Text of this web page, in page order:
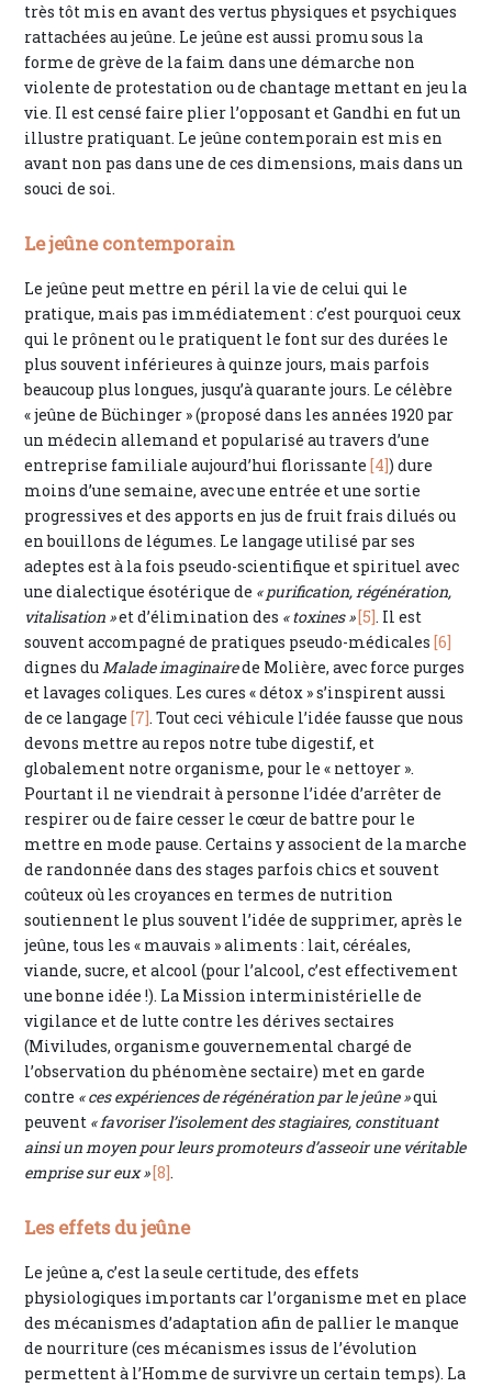
très tôt mis en avant des vertus physiques et psychiques
rattachées au jeûne. Le jeûne est aussi promu sous la
forme de grève de la faim dans une démarche non
violente de protestation ou de chantage mettant en jeu la
vie. Il est censé faire plier l’opposant et Gandhi en fut un
illustre pratiquant. Le jeûne contemporain est mis en
avant non pas dans une de ces dimensions, mais dans un
souci de soi.
Le jeûne contemporain
Le jeûne peut mettre en péril la vie de celui qui le
pratique, mais pas immédiatement : c’est pourquoi ceux
qui le prônent ou le pratiquent le font sur des durées le
plus souvent inférieures à quinze jours, mais parfois
beaucoup plus longues, jusqu’à quarante jours. Le célèbre
« jeûne de Büchinger » (proposé dans les années 1920 par
un médecin allemand et popularisé au travers d’une
entreprise familiale aujourd’hui florissante [4]) dure
moins d’une semaine, avec une entrée et une sortie
progressives et des apports en jus de fruit frais dilués ou
en bouillons de légumes. Le langage utilisé par ses
adeptes est à la fois pseudo-scientifique et spirituel avec
une dialectique ésotérique de « purification, régénération,
vitalisation »et d’élimination des « toxines » [5]. Il est
souvent accompagné de pratiques pseudo-médicales [6]
dignes duMalade imaginairede Molière, avec force purges
et lavages coliques. Les cures « détox » s’inspirent aussi
de ce langage [7]. Tout ceci véhicule l’idée fausse que nous
devons mettre au repos notre tube digestif, et
globalement notre organisme, pour le « nettoyer ».
Pourtant il ne viendrait à personne l’idée d’arrêter de
respirer ou de faire cesser le cœur de battre pour le
mettre en mode pause. Certains y associent de la marche
de randonnée dans des stages parfois chics et souvent
coûteux où les croyances en termes de nutrition
soutiennent le plus souvent l’idée de supprimer, après le
jeûne, tous les « mauvais » aliments : lait, céréales,
viande, sucre, et alcool (pour l’alcool, c’est effectivement
une bonne idée !). La Mission interministérielle de
vigilance et de lutte contre les dérives sectaires
(Miviludes, organisme gouvernemental chargé de
l’observation du phénomène sectaire) met en garde
contre « ces expériences de régénération par le jeûne »qui
peuvent « favoriser l’isolement des stagiaires, constituant
ainsi un moyen pour leurs promoteurs d’asseoir une véritable
emprise sur eux » [8].
Les effets du jeûne
Le jeûne a, c’est la seule certitude, des effets
physiologiques importants car l’organisme met en place
des mécanismes d’adaptation afin de pallier le manque
de nourriture (ces mécanismes issus de l’évolution
permettent à l’Homme de survivre un certain temps). La